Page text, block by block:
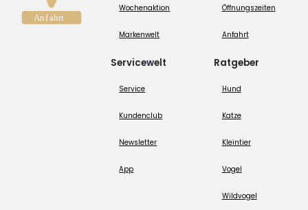
Wochenaktion
Markenwelt
Servicewelt
Service
Kundenclub
Newsletter
App
Öffnungszeiten
Anfahrt
Ratgeber
Hund
Katze
Kleintier
Vogel
Wildvogel